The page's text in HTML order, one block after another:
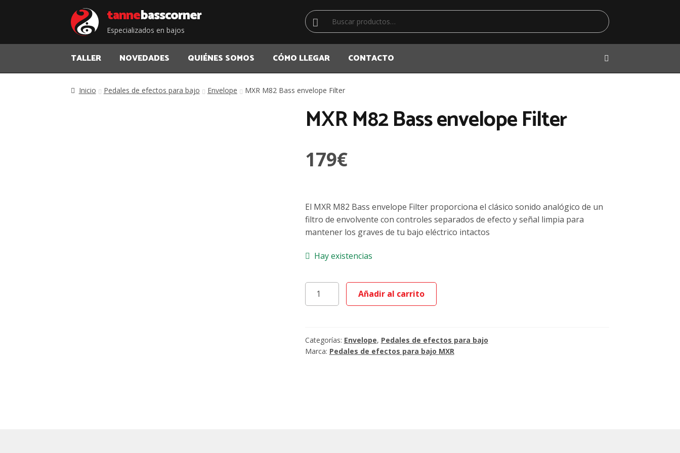
Saltar
a
la
navegación
Saltar
al
contenido
tannebass corner
Especializados en bajos
Buscar
por:
Buscar
TALLER NOVEDADES QUIÉNES SOMOS CÓMO LLEGAR CONTACTO
Inicio Pedales de efectos para bajo Envelope MXR M82 Bass envelope Filter
MXR M82 Bass envelope Filter
179€
El MXR M82 Bass envelope Filter proporciona el clásico sonido analógico de un
filtro de envolvente con controles separados de efecto y señal limpia para
mantener los graves de tu bajo eléctrico intactos
Hay existencias
MXR
M82
Filter
cantidad
Añadir al carrito
Categorías: Envelope, Pedales de efectos para bajo
Marca: Pedales de efectos para bajo MXR